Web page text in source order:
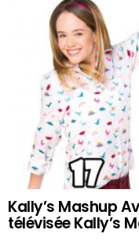
Kally’s Mashup
télévisée Kally’s